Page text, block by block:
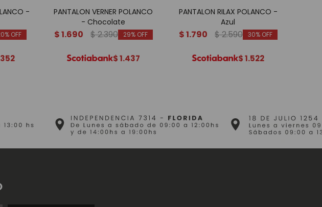
-
PANTALON VERNER POLANCO
- Chocolate
$1.690 $2.390 29
$1.437
PANTALON RILAX POLANCO -
Azul
$1.790 $2.590 30
$1.522